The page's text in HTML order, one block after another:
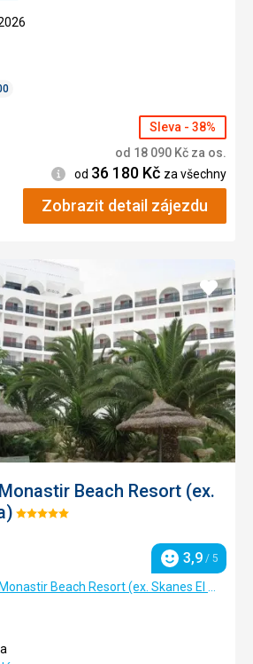
Sleva - 38%
od 18 090 Kč za os.
Informace
od 36 180 Kč za všechny
Zobrazit detail zájezdu
Beach Resort (ex.
Hodnocení:
Hodnocení
3,9 / 5
Více o Hilton Skanes Monastir Beach Resort (ex. Skanes El Hana)
Přidat
do